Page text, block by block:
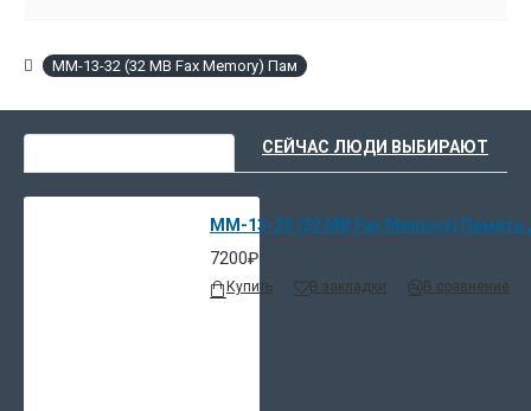
MM-13-32 (32 MB Fax Memory) Пам
СЕЙЧАС ЛЮДИ ВЫБИРАЮТ
MM-13-32 (32 MB Fax Memory)
7200₽
Купить В закладки В сравнение